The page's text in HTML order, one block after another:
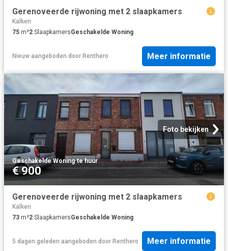
Gerenoveerde rijwoning met 2 slaapkamers
Kalken
75 m²2 SlaapkamersGeschakelde Woning
Nieuw aangeboden door Renthero Meer informatie
Foto bekijken
Geschakelde Woning·te huur
€ 900
Gerenoveerde rijwoning met 2 slaapkamers
Kalken
73 m²2 SlaapkamersGeschakelde Woning
5 dagen geleden aangeboden door Renthero Meer informatie